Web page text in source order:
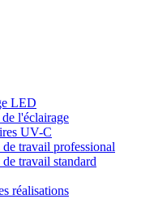
LED
l'éclairage
UV-C
de travail professional
travail standard
réalisations